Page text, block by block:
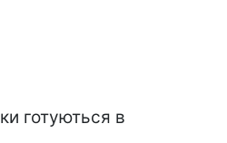
готуються в